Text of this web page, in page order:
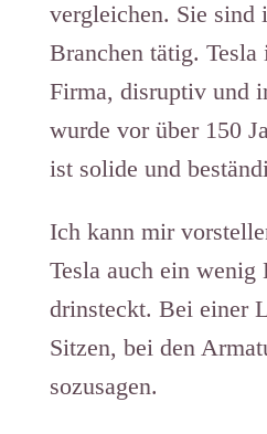
vergleichen. Sie sind
Branchen tätig. Tesla
Firma, disruptiv und
wurde vor über 150
ist solide und
Ich kann mir
Tesla auch ein
drinsteckt. Bei einer
Sitzen, bei den
sozusagen.